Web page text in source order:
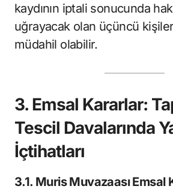
kaydının iptali sonucunda
uğrayacak olan üçüncü
müdahil olabilir.
3. Emsal Kararlar:
Tescil Davalarında
İçtihatları
3.1. Muris Muvazaası Emsal